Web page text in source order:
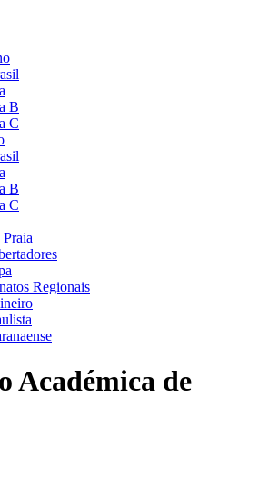
B
C
B
C
Regionais
Académica de